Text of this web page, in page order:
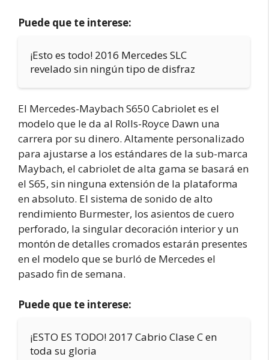
Puede que te interese:
¡Esto es todo! 2016 Mercedes SLC
revelado sin ningún tipo de disfraz
El Mercedes-Maybach S650 Cabriolet es el
modelo que le da al Rolls-Royce Dawn una
carrera por su dinero. Altamente personalizado
para ajustarse a los estándares de la sub-marca
Maybach, el cabriolet de alta gama se basará en
el S65, sin ninguna extensión de la plataforma
en absoluto. El sistema de sonido de alto
rendimiento Burmester, los asientos de cuero
perforado, la singular decoración interior y un
montón de detalles cromados estarán presentes
en el modelo que se burló de Mercedes el
pasado fin de semana.
Puede que te interese:
¡ESTO ES TODO! 2017 Cabrio Clase C en
toda su gloria